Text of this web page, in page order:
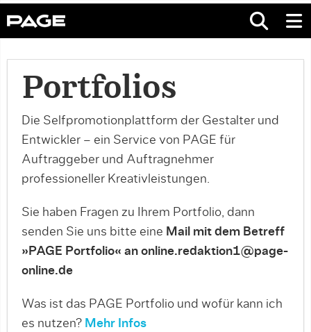
Portfolios
Die Selfpromotionplattform der Gestalter und
Entwickler – ein Service von PAGE für
Auftraggeber und Auftragnehmer
professioneller Kreativleistungen.
Sie haben Fragen zu Ihrem Portfolio, dann
senden Sie uns bitte eine Mail mit dem Betreff
»PAGE Portfolio« an online.redaktion1@page-
online.de
Was ist das PAGE Portfolio und wofür kann ich
es nutzen? Mehr Infos